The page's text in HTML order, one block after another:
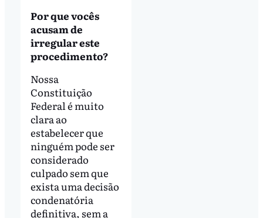
Por que vocês
acusam de
irregular este
procedimento?
Nossa
Constituição
Federal é muito
clara ao
estabelecer que
ninguém pode ser
considerado
culpado sem que
exista uma decisão
condenatória
definitiva, sem a